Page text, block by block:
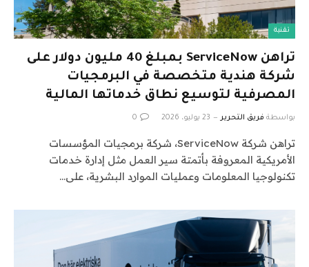
تقنية
تراهن ServiceNow بمبلغ 40 مليون دولار على
شركة هندية متخصصة في البرمجيات
المصرفية لتوسيع نطاق خدماتها المالية
بواسطة فريق التحرير 23 يوليو، 2026 0
تراهن شركة ServiceNow، شركة برمجيات المؤسسات
الأمريكية المعروفة بأتمتة سير العمل مثل إدارة خدمات
تكنولوجيا المعلومات وعمليات الموارد البشرية، على…